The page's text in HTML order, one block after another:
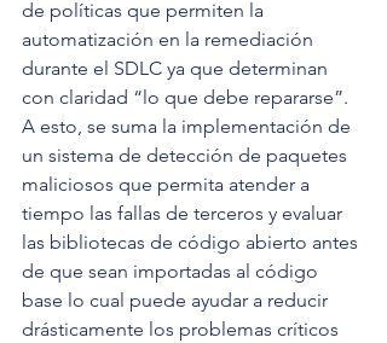
de políticas que permiten la
automatización en la remediación
durante el SDLC ya que determinan
con claridad “lo que debe repararse”.
A esto, se suma la implementación de
un sistema de detección de paquetes
maliciosos que permita atender a
tiempo las fallas de terceros y evaluar
las bibliotecas de código abierto antes
de que sean importadas al código
base lo cual puede ayudar a reducir
drásticamente los problemas críticos